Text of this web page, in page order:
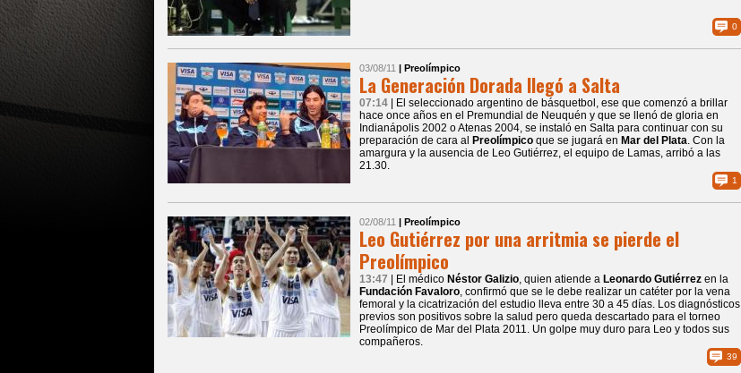
0
03/08/11 | Preolímpico
La Generación Dorada llegó a Salta
07:14
| El seleccionado argentino de básquetbol, ese que comenzó a brillar
hace once años en el Premundial de Neuquén y que se llenó de gloria en
Indianápolis 2002 o Atenas 2004, se instaló en Salta para continuar con su
preparación de cara al Preolímpico que se jugará en Mar del Plata. Con la
amargura y la ausencia de Leo Gutiérrez, el equipo de Lamas, arribó a las
21.30.
1
02/08/11 | Preolímpico
Leo Gutiérrez por una arritmia se pierde el
Preolímpico
13:47 | El médico Néstor Galizio, quien atiende a Leonardo Gutiérrez en la
Fundación Favaloro, confirmó que se le debe realizar un catéter por la vena
femoral y la cicatrización del estudio lleva entre 30 a 45 días. Los diagnósticos
previos son positivos sobre la salud pero queda descartado para el torneo
Preolímpico de Mar del Plata 2011. Un golpe muy duro para Leo y todos sus
compañeros.
39